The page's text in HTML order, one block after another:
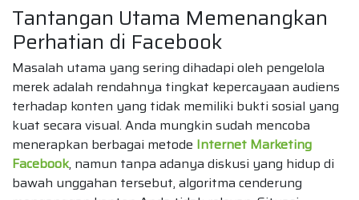
Tantangan Utama Memenangkan
Perhatian di Facebook
Masalah utama yang sering dihadapi oleh pengelola
merek adalah rendahnya tingkat kepercayaan audiens
terhadap konten yang tidak memiliki bukti sosial yang
kuat secara visual. Anda mungkin sudah mencoba
menerapkan berbagai metode Internet Marketing
Facebook, namun tanpa adanya diskusi yang hidup di
bawah unggahan tersebut, algoritma cenderung